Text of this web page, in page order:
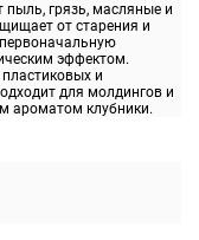
пыль, грязь, масляные и
от старения и
эффектом.
и
для молдингов и
ароматом клубники.